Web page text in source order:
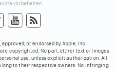
vorbehalten.
or endorsed by Apple, Inc.
copyrighted. No part, either text or images
use, unless explicit authorization. All
to their respective owners. No infringing